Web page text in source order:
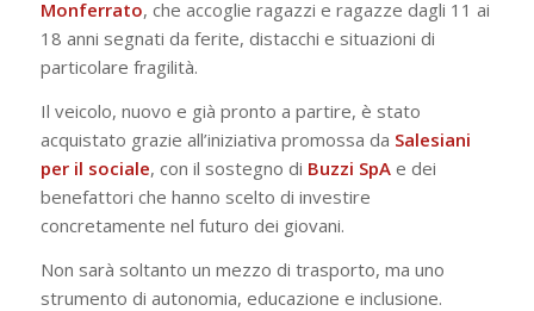
Monferrato, che accoglie ragazzi e ragazze dagli 11 ai
18 anni segnati da ferite, distacchi e situazioni di
particolare fragilità.
Il veicolo, nuovo e già pronto a partire, è stato
acquistato grazie all’iniziativa promossa da Salesiani
per il sociale, con il sostegno di Buzzi SpAe dei
benefattori che hanno scelto di investire
concretamente nel futuro dei giovani.
Non sarà soltanto un mezzo di trasporto, ma uno
strumento di autonomia, educazione e inclusione.